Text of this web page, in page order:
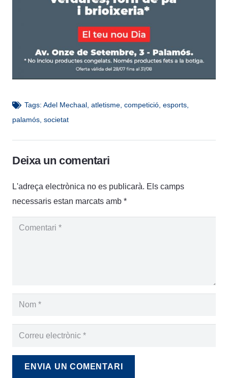
Tags: Adel Mechaal, atletisme, competició, esports,
palamós societat
Deixa un comentari
L'adreça electrònica no es publicarà. Els camps
necessaris estan marcats amb *
ENVIA UN COMENTARI